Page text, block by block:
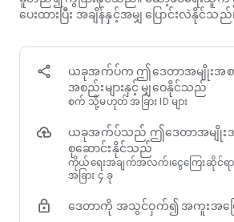
အပလီကေးရှင်းများ သို့မဟုတ် ဒရိုက်ဗာမျာ
နားရှိ ပရင်တာဖြင့် CamScanner စကင်န
ပ်မှ စာရွက်စာတမ်းများကို ရွေးချယ်နိုင်ပြီး
30 ကျော်သို့ အဝေးမှ fax ပြုလုပ်နိုင်သည်။
* အဆင့်မြင့်စာရွက်စာတမ်းတည်းဖြတ်ခြင်း။
အသုံးပြု၍ စာရွက်စာတမ်းများပေါ်တွင် မှတ်ခ
သင့်ကိုယ်ပိုင်စာရွက်စာတမ်းများကို အမှတ်အ
ရေစာကိုလည်း ထည့်နိုင်သည်။
* အမြန်ရှာဖွေပါ။
သင်လိုချင်သောစာရွက်စာတမ်းများကိုရှာဖွ
ပေးထားပြီး အချိန်နှင့်အမျှ ပြောင်းလဲနိုင်သည်
ယခုအက်ပ်က ဤဒေတာအမျိုးအစား
အစည်းများနှင့် မျှဝေနိုင်သည်
စက် သို့မဟုတ် အခြား ID များ
ယခုအက်ပ်သည် ဤဒေတာအမျိုးအစ
စုဆောင်းနိုင်သည်
ကိုယ်ရေးအချက်အလက်၊ငွေကြေးဆိုင်
အခြား ၄ ခု
ဒေတာကို အသွင်ဝှက်၍ အကူးအပြ